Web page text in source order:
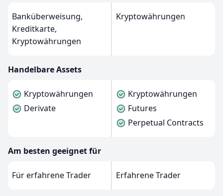
Banküberweisung,
Kreditkarte,
Kryptowährungen
Kryptowährungen
Handelbare Assets
Kryptowährungen
Derivate
Kryptowährungen
Futures
Perpetual Contracts
Am besten geeignet für
Für erfahrene Trader Erfahrene Trader